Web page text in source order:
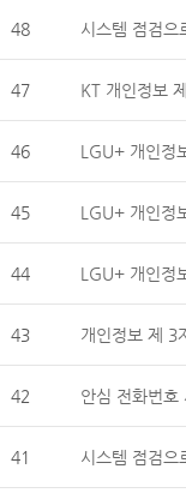
48 시스템 점검
47 KT 개인정보
46 LGU+
45 LGU+ 개인정
44 LGU+
43 개인정보 제 3
42 안심 전화번
41 시스템 점검으